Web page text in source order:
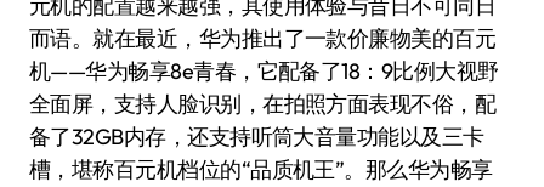
而语。就在最近，华为推出了一款价廉物美的百元
机——华为畅享8e青春，它配备了18：9比例大视野
全面屏，支持人脸识别，在拍照方面表现不俗，配
备了32GB内存，还支持听筒大音量功能以及三卡
槽，堪称百元机档位的“品质机王”。那么华为畅享